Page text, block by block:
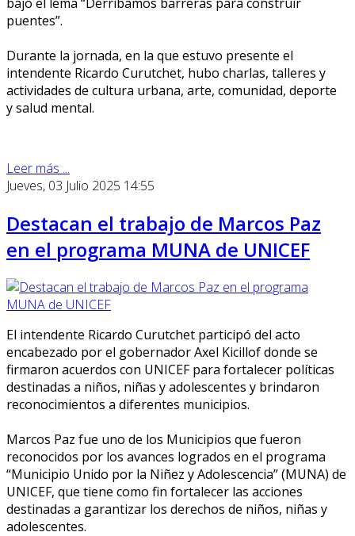
puentes”.
Durante la jornada, en la que estuvo presente el
intendente Ricardo Curutchet, hubo charlas, talleres y
actividades de cultura urbana, arte, comunidad, deporte
y salud mental.
Leer más ...
Jueves, 03 Julio 2025 14:55
Destacan el trabajo de Marcos Paz
en el programa MUNA de UNICEF
El intendente Ricardo Curutchet participó del acto
encabezado por el gobernador Axel Kicillof donde se
firmaron acuerdos con UNICEF para fortalecer políticas
destinadas a niños, niñas y adolescentes y brindaron
reconocimientos a diferentes municipios.
Marcos Paz fue uno de los Municipios que fueron
reconocidos por los avances logrados en el programa
“Municipio Unido por la Niñez y Adolescencia” (MUNA) de
UNICEF, que tiene como fin fortalecer las acciones
destinadas a garantizar los derechos de niños, niñas y
adolescentes.